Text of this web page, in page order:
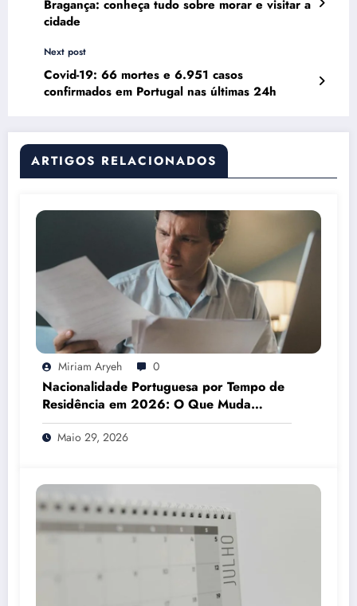
Bragança: conheça tudo sobre morar e visitar a
cidade
Next post
Covid-19: 66 mortes e 6.951 casos
confirmados em Portugal nas últimas 24h
ARTIGOS RELACIONADOS
Miriam Aryeh 0
Nacionalidade Portuguesa por Tempo de
Residência em 2026: O Que Muda
Mesmo
Maio 29, 2026